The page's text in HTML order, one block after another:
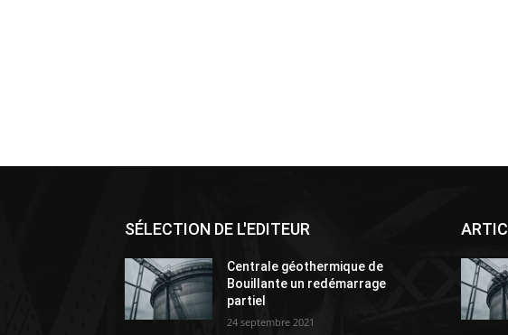
SÉLECTION DE L'EDITEUR
Centrale géothermique de
Bouillante un redémarrage
partiel
24 septembre 2021